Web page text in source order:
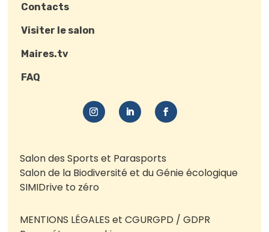
Contacts
Visiter le salon
Maires.tv
FAQ
Salon des Sports et Parasports
Salon de la Biodiversité et du Génie écologique
SIMIDrive to zéro
MENTIONS LÉGALES et CGURGPD / GDPR